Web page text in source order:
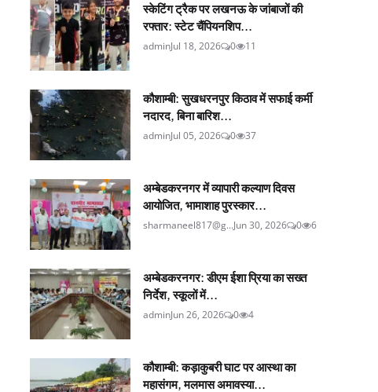
स्केटिंग ट्रैक पर लखनऊ के जांबाजों की
रफ्तार: स्टेट चैंपियनशिप...
adminJul 18, 2026 0 11
कौशाम्बी: सुखधरनपुर किठाव में सफाई कर्मी
नदारद, बिना बारिश...
adminJul 05, 2026 0 37
अम्बेडकरनगर में व्यापारी कल्याण दिवस
आयोजित, भामाशाह पुरस्कार...
sharmaneel817@g...Jun 30, 2026 0 6
अम्बेडकरनगर: डीएम ईशा प्रिया का सख्त
निर्देश, स्कूलों में...
adminJun 26, 2026 0 4
कौशाम्बी: कड़ाकुबरी घाट पर आस्था का
महासंगम, मलमास अमावस्या...